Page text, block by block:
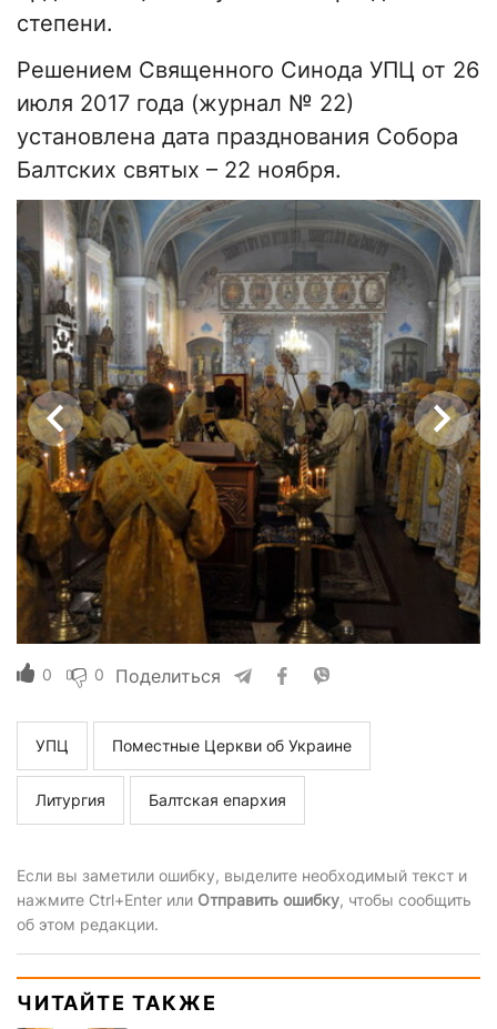
степени.
Решением Священного Синода УПЦ от 26
июля 2017 года (журнал № 22)
установлена дата празднования Собора
Балтских святых – 22 ноября.
0 0 Поделиться
УПЦ Поместные Церкви об Украине
Литургия Балтская епархия
Если вы заметили ошибку, выделите необходимый текст и
нажмите Ctrl+Enter или Отправить ошибку, чтобы сообщить
об этом редакции.
ЧИТАЙТЕ ТАКЖЕ